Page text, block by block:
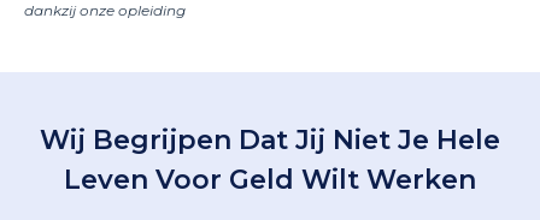
dankzij onze opleiding
Wij Begrijpen Dat Jij Niet Je Hele
Leven Voor Geld Wilt Werken